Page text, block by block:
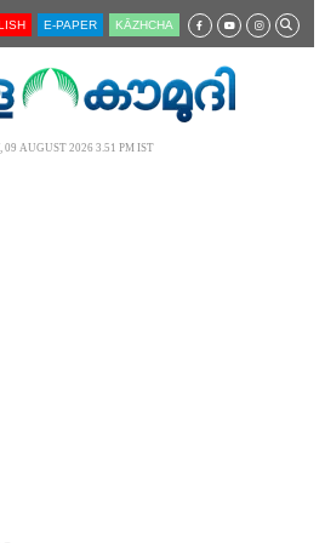
E-PAPER KĀZHCHA
09 AUGUST 2026 3.51 PM IST